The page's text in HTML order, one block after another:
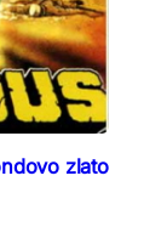
zlato